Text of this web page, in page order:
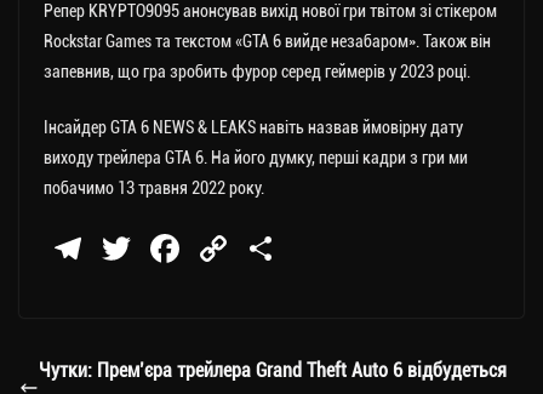
Репер KRYPTO9095 анонсував вихід нової гри твітом зі стікером
Rockstar Games та текстом «GTA 6 вийде незабаром». Також він
запевнив, що гра зробить фурор серед геймерів у 2023 році.
Інсайдер GTA 6 NEWS & LEAKS навіть назвав ймовірну дату
виходу трейлера GTA 6. На його думку, перші кадри з гри ми
побачимо 13 травня 2022 року.
Te
a
T
er
Fa
ok
C
Li ли
Чутки: Прем’єра трейлера Grand Theft Auto 6 відбудеться